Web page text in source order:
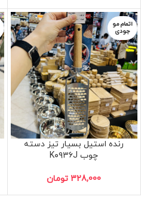
اتمام مو
جودی
رنده استیل بسیار تیز دسته
چوب K۰۹۳۶J
328,000 تومان